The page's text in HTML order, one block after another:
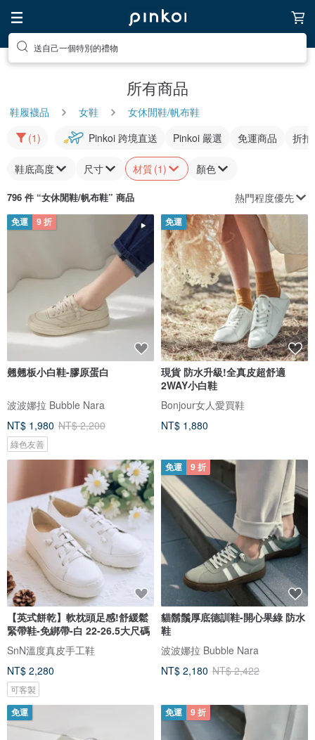
送自己一個特別的禮物
所有商品
鞋履襪品 女鞋
女休閒鞋/帆布鞋
(1)
Pinkoi 跨境直送 Pinkoi 嚴選 免運商品 折扣
鞋底高度 尺寸 材質(1) 顏色
796 件 “女休閒鞋/帆布鞋” 商品 熱門程度優先
免運 9 折
翹翹板小白鞋-膠原蛋白
波波娜拉 Bubble Nara
NT$ 1,980 NT$ 2,200
綠色友善
免運
現貨 防水升級!全真皮超舒適
2WAY小白鞋
Bonjour女人愛買鞋
NT$ 1,880
【英式餅乾】軟枕頭足感!舒緩鬆
緊帶鞋-免綁帶-白 22-26.5大尺碼
SnN溫度真皮手工鞋
NT$ 2,280
可客製
免運 9 折
貓鬍鬚厚底德訓鞋-開心果綠 防水
鞋
波波娜拉 Bubble Nara
NT$ 2,180 NT$ 2,422
免運 免運 9 折